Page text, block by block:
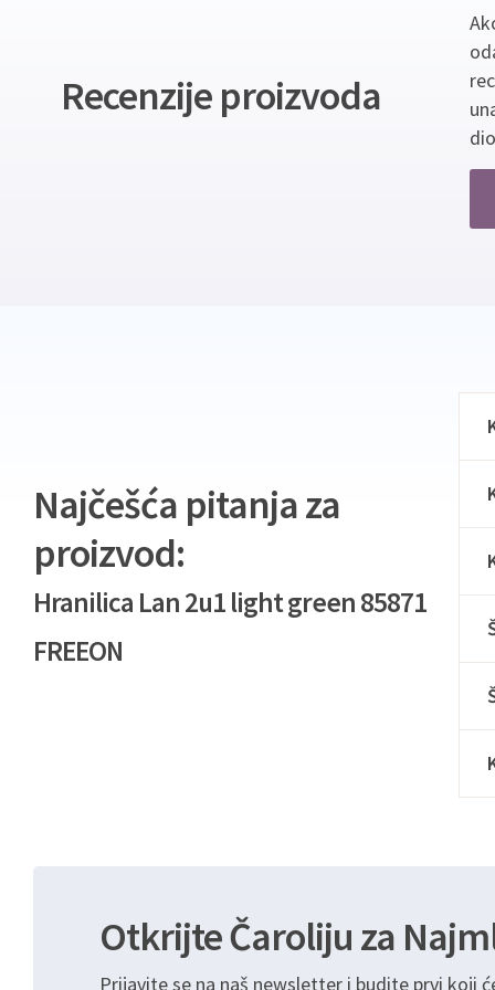
Recenzije proizvoda
Najčešća pitanja za
proizvod:
Hranilica Lan 2u1 light green 85871
FREEON
Otkrijte Čaroliju za
Prijavite se na naš newsletter i budite prvi koji